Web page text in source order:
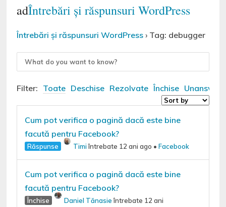
adÎntrebări și răspunsuri WordPress
Întrebări și răspunsuri WordPress › Tag: debugger
Filter: Toate Deschise Rezolvate Închise
Cum pot verifica o pagină dacă este bine
facută pentru Facebook?
Răspunse Timiîntrebate 12 ani ago •Facebook
Cum pot verifica o pagină dacă este bine
facută pentru Facebook?
Închise Daniel Tănasieîntrebate 12 ani